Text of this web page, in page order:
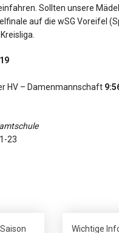
Sollten unsere
auf die wSG Voreifel
HV – Damenmannschaft
23
Wichtige